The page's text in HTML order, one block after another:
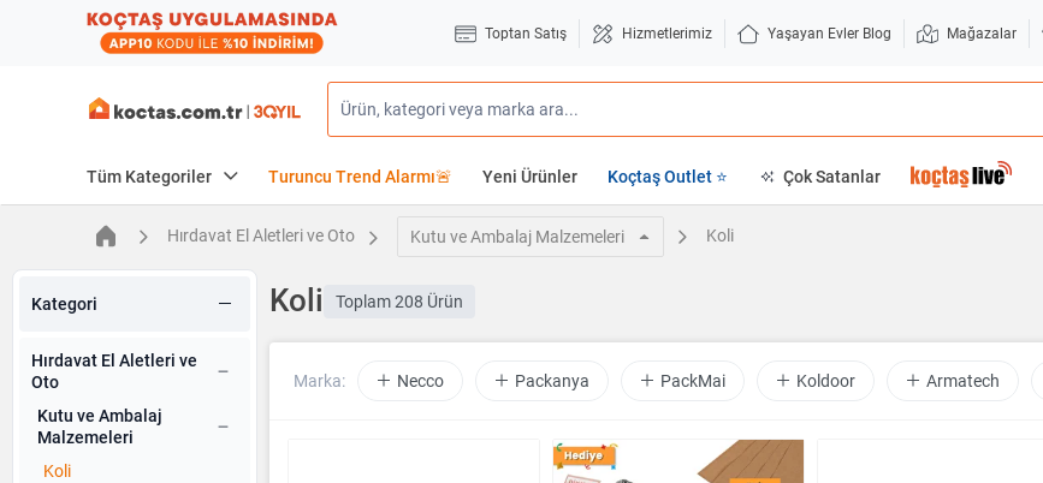
Toptan Satış Hizmetlerimiz Yaşayan Evler Blog Mağazalar
Tüm Kategoriler Turuncu Trend Alarmı🚨 Yeni Ürünler Koçtaş Outlet ⭐ Çok Satanlar
Hırdavat El Aletleri ve Oto Kutu ve Ambalaj Malzemeleri Koli
Kategori
Hırdavat El Aletleri ve
Oto
Kutu ve Ambalaj
Malzemeleri
Koli
Koli Toplam208 Ürün
Marka: Necco Packanya PackMai Koldoor Armatech